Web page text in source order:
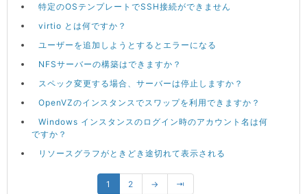
特定のOSテンプレートでSSH接続ができません
virtio とは何ですか？
ユーザーを追加しようとするとエラーになる
NFSサーバーの構築はできますか？
スペック変更する場合、サーバーは停止しますか？
OpenVZのインスタンスでスワップを利用できますか？
Windows インスタンスのログイン時のアカウント名は何
ですか？
リソースグラフがときどき途切れて表示される
1 2 → ⇥